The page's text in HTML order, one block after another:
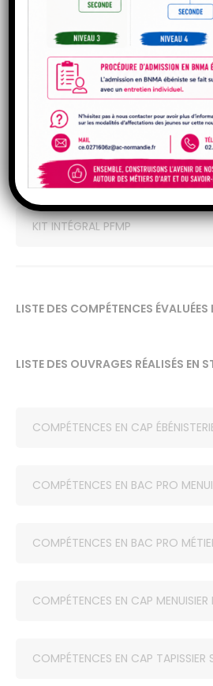
ÉVALUATION DES POSTURES
Pour télécharger le kit intégral «
documents, c’est ici :
KIT INTÉGRAL PFMP
LISTE DES COMPÉTENCES ÉVALUÉES
LISTE DES OUVRAGES RÉALISÉS EN
COMPÉTENCES EN CAP
COMPÉTENCES EN BAC PRO
COMPÉTENCES EN BAC PRO
COMPÉTENCES EN CAP MENUISIER
COMPÉTENCES EN CAP TAPISSIER